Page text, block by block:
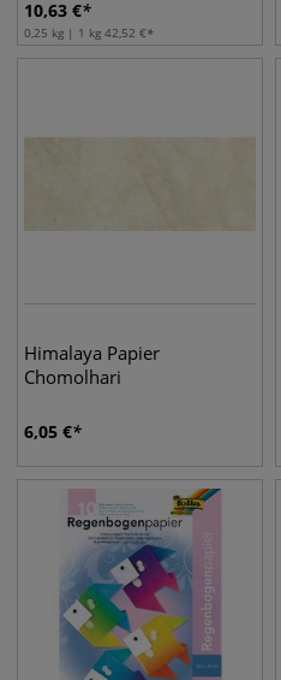
10,63 €
0,25 kg | 1 kg 42,52 €
Himalaya Papier
Chomolhari
6,05 €